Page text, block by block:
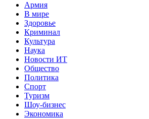
Армия
В мире
Здоровье
Криминал
Культура
Наука
Новости ИТ
Общество
Политика
Спорт
Туризм
Шоу-бизнес
Экономика